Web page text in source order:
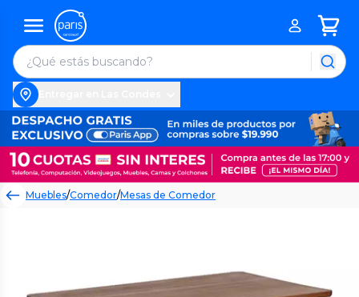
Muebles/Comedor/Mesas de Comedor